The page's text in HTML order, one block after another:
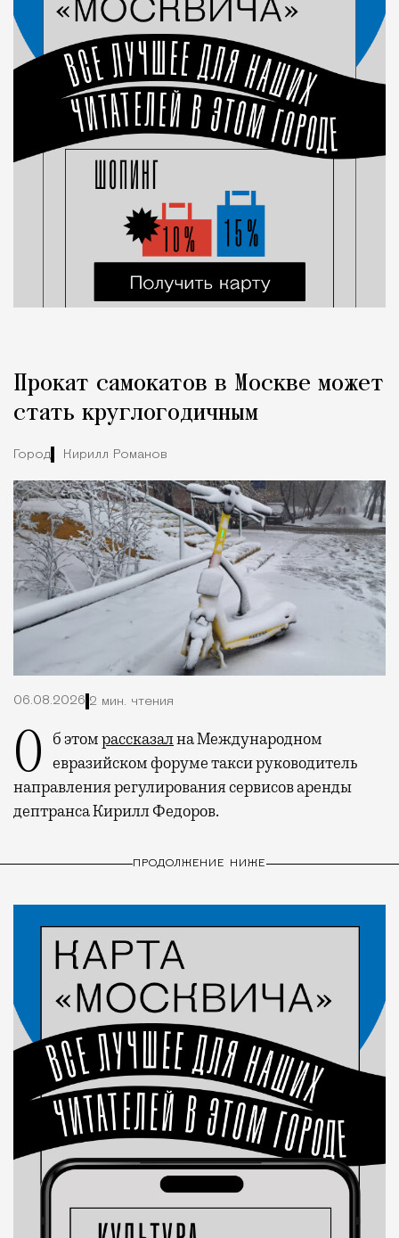
Прокат самокатов в Москве может
стать круглогодичным
Город Кирилл Романов
06.08.2026 2 мин. чтения
Об этомрассказална Международном
евразийском форуме такси руководитель
направления регулирования сервисов аренды
дептранса Кирилл Федоров.
ПРОДОЛЖЕНИЕ НИЖЕ